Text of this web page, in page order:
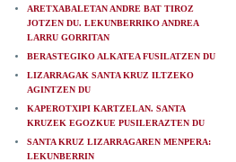
ARETXABALETAN ANDRE BAT TIROZ
JOTZEN DU. LEKUNBERRIKO ANDREA
LARRU GORRITAN
BERASTEGIKO ALKATEA FUSILATZEN DU
LIZARRAGAK SANTA KRUZ ILTZEKO
AGINTZEN DU
KAPEROTXIPI KARTZELAN. SANTA
KRUZEK EGOZKUE PUSILERAZTEN DU
SANTA KRUZ LIZARRAGAREN MENPERA:
LEKUNBERRIN